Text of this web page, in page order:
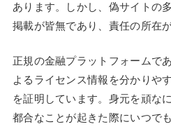
あります。しかし、偽サイトの
掲載が皆無であり、責任の所在
正規の金融プラットフォームで
よるライセンス情報を分かりや
を証明しています。身元を頑な
都合なことが起きた際にいつで